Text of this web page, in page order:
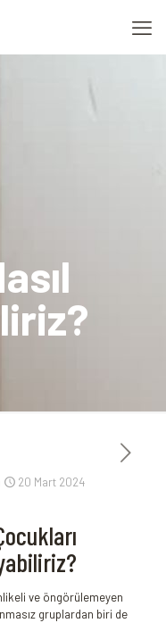
20 Mart 2024
ve öngörülemeyen
gruplardan biri de